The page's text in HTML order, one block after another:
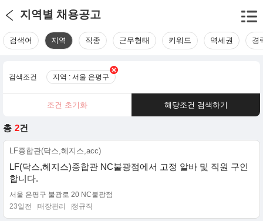
지역별 채용공고
검색어 지역 직종 근무형태 키워드 역세권 경
검색조건 지역 : 서울 은평구
조건 초기화 해당조건 검색하기
총 2건
LF종합관(닥스,헤지스,acc)
LF(닥스,헤지스)종합관 NC불광점에서 고정 알바 및 직원 구인
합니다.
서울 은평구 불광로 20 NC불광점
23일전
매장관리 정규직